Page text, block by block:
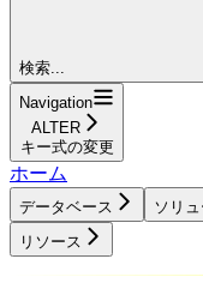
検索...
Navigation
ALTER
キー式の変更
ホーム
データベース ソリ
リソース